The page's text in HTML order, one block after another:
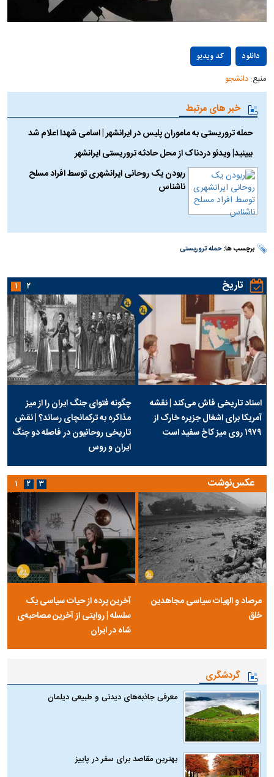
کد ویدیو
دانلود
منبع:دانشجو
خبر های مرتبط
حمله تروریستی به ماموران پلیس در ایرانشهر | اسامی شهدا اعلام شد
ببینید| ویدئو دردناک از محل حادثه تروریستی ایرانشهر
ربودن یک روحانی ایرانشهری توسط افراد مسلح
ناشناس
برچسب ها:حمله تروریستی
تاریخ
اسناد تاریخی فاش می‌کند | نقشه
آمریکا برای اشغال جزیره خارک از
۱۹۷۹ روی میز کاخ سفید است
چگونه فتوای جنگ ایران را از میز
مذاکره به ترکمانچای رساند؟ | نقش
تاریخی روحانیون در فاصله دو جنگ
ایران و روس
۱ ۲
عکس‌نوشت
مرصاد و الهیات سیاسی مجاهدین
خلق
آخرین پرده از حیات سیاسی یک
سلسله | روایتی از آخرین مصاحبه‌ی
شاه در ایران
۱ ۲ ۳
گردشگری
معرفی جاذبه‌های دیدنی و طبیعی دیلمان
بهترین مقاصد برای سفر در پاییز